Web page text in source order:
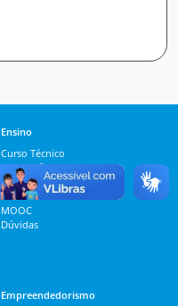
Ensino
Curso Técnico
Graduação
Pós-graduação
PES
MOOC
Dúvidas
Empreendedorismo